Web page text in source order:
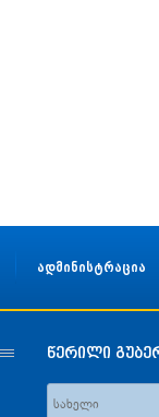
ადმინისტრაცია
წერილი